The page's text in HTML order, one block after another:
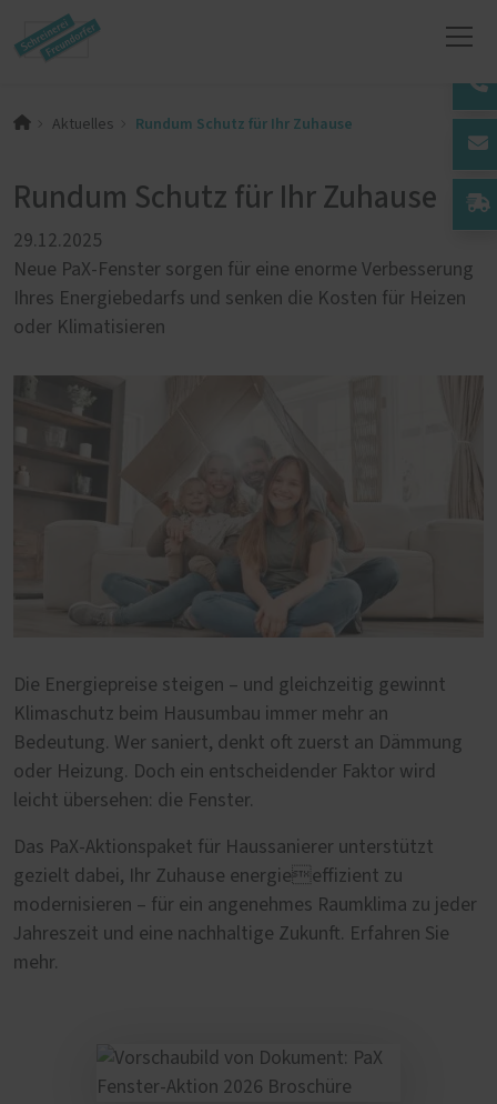
Aktuelles Rundum Schutz für Ihr Zuhause
Rundum Schutz für Ihr Zuhause
29.12.2025
Neue PaX-Fenster sorgen für eine enorme Verbesserung
Ihres Energiebedarfs und senken die Kosten für Heizen
oder Klimatisieren
Die Energiepreise steigen – und gleichzeitig gewinnt
Klimaschutz beim Hausumbau immer mehr an
Bedeutung. Wer saniert, denkt oft zuerst an Dämmung
oder Heizung. Doch ein entscheidender Faktor wird
leicht übersehen: die Fenster.
Das PaX-Aktionspaket für Haussanierer unterstützt
gezielt dabei, Ihr Zuhause energieeffizient zu
modernisieren – für ein angenehmes Raumklima zu jeder
Jahreszeit und eine nachhaltige Zukunft. Erfahren Sie
mehr.